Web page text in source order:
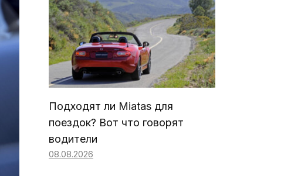
Подходят ли Miatas для
поездок? Вот что говорят
водители
08.08.2026